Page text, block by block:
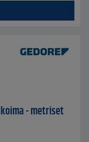
- metriset